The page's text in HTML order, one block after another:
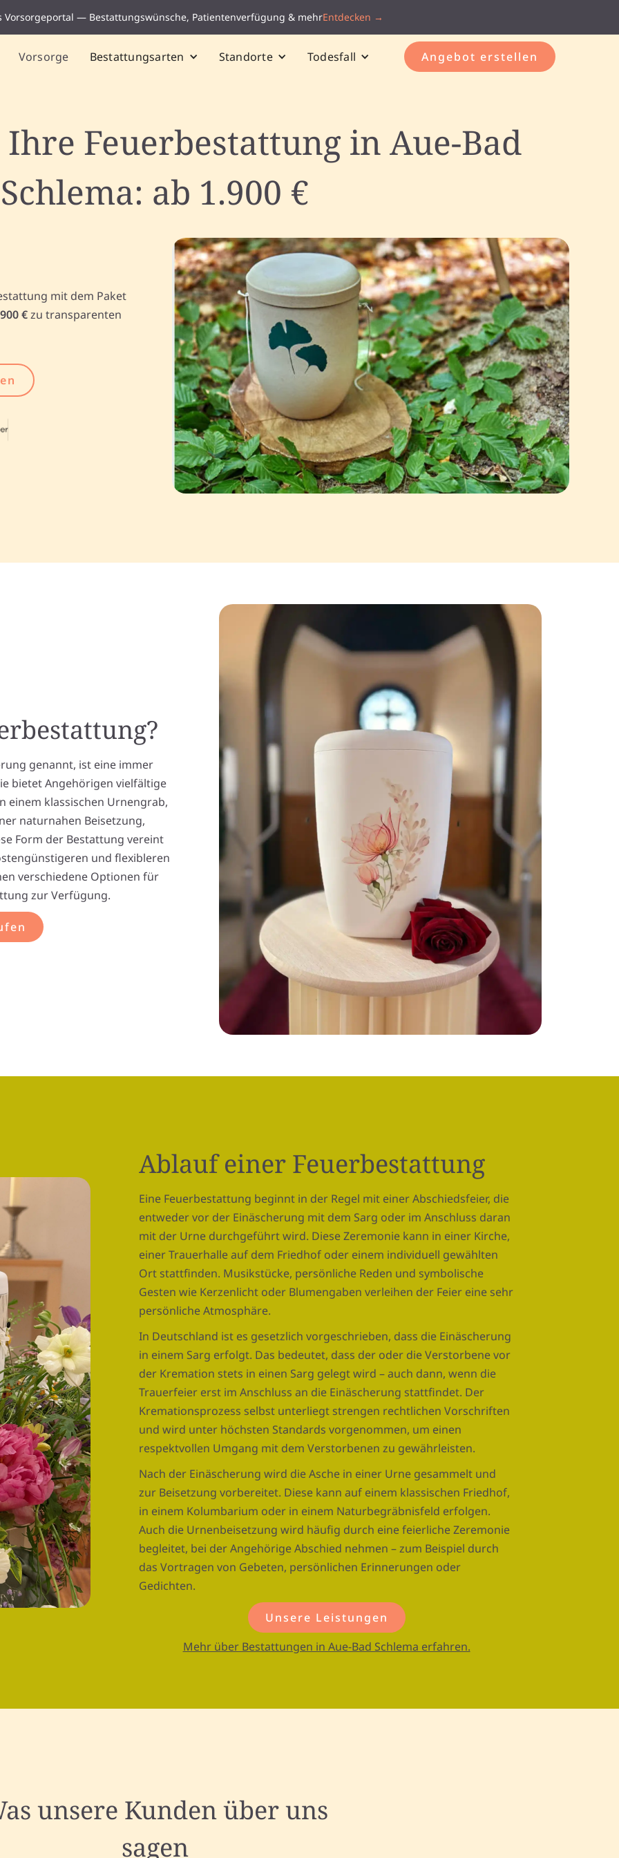
Vorsorgeportal — Bestattungswünsche, Patientenverfügung & mehrEntdecken →
Vorsorge Bestattungsarten Standorte Todesfall Angebot erstellen
Feuerbestattung in Aue-Bad
Schlema: ab 1.900 €
mit dem Paket
€zu transparenten
genannt, ist eine immer
bietet Angehörigen vielfältige
einem klassischen Urnengrab,
naturnahen Beisetzung,
Form der Bestattung vereint
und flexibleren
verschiedene Optionen für
zur Verfügung.
Ablauf einer Feuerbestattung
Eine Feuerbestattung beginnt in der Regel mit einer Abschiedsfeier, die
entweder vor der Einäscherung mit dem Sarg oder im Anschluss daran
mit der Urne durchgeführt wird. Diese Zeremonie kann in einer Kirche,
einer Trauerhalle auf dem Friedhof oder einem individuell gewählten
Ort stattfinden. Musikstücke, persönliche Reden und symbolische
Gesten wie Kerzenlicht oder Blumengaben verleihen der Feier eine sehr
persönliche Atmosphäre.
In Deutschland ist es gesetzlich vorgeschrieben, dass die Einäscherung
in einem Sarg erfolgt. Das bedeutet, dass der oder die Verstorbene vor
der Kremation stets in einen Sarg gelegt wird – auch dann, wenn die
Trauerfeier erst im Anschluss an die Einäscherung stattfindet. Der
Kremationsprozess selbst unterliegt strengen rechtlichen Vorschriften
und wird unter höchsten Standards vorgenommen, um einen
respektvollen Umgang mit dem Verstorbenen zu gewährleisten.
Nach der Einäscherung wird die Asche in einer Urne gesammelt und
zur Beisetzung vorbereitet. Diese kann auf einem klassischen Friedhof,
in einem Kolumbarium oder in einem Naturbegräbnisfeld erfolgen.
Auch die Urnenbeisetzung wird häufig durch eine feierliche Zeremonie
begleitet, bei der Angehörige Abschied nehmen – zum Beispiel durch
das Vortragen von Gebeten, persönlichen Erinnerungen oder
Gedichten.
Unsere Leistungen
Mehr über Bestattungen in Aue-Bad Schlema erfahren.
unsere Kunden über uns
sagen